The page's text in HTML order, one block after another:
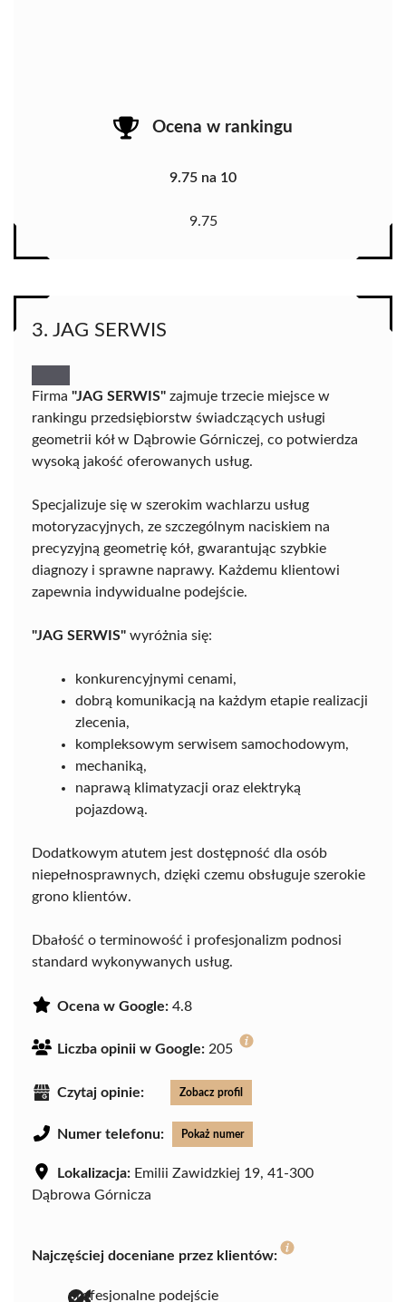
Ocena w rankingu
9.75 na 10
9.75
3. JAG SERWIS
Firma "JAG SERWIS" zajmuje trzecie miejsce w
rankingu przedsiębiorstw świadczących usługi
geometrii kół w Dąbrowie Górniczej, co potwierdza
wysoką jakość oferowanych usług.
Specjalizuje się w szerokim wachlarzu usług
motoryzacyjnych, ze szczególnym naciskiem na
precyzyjną geometrię kół, gwarantując szybkie
diagnozy i sprawne naprawy. Każdemu klientowi
zapewnia indywidualne podejście.
"JAG SERWIS" wyróżnia się:
konkurencyjnymi cenami,
dobrą komunikacją na każdym etapie realizacji
zlecenia,
kompleksowym serwisem samochodowym,
mechaniką,
naprawą klimatyzacji oraz elektryką
pojazdową.
Dodatkowym atutem jest dostępność dla osób
niepełnosprawnych, dzięki czemu obsługuje szerokie
grono klientów.
Dbałość o terminowość i profesjonalizm podnosi
standard wykonywanych usług.
Ocena w Google: 4.8
Liczba opinii w Google: 205
Czytaj opinie: Zobacz profil
Numer telefonu: Pokaż numer
Lokalizacja: Emilii Zawidzkiej 19, 41-300
Dąbrowa Górnicza
Najczęściej doceniane przez klientów:
profesjonalne podejście